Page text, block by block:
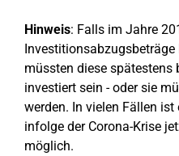
Hinweis: Falls im Jahre
müssten diese spätestens
investiert sein - oder sie
werden. In vielen Fällen
infolge der Corona-Krise
möglich.